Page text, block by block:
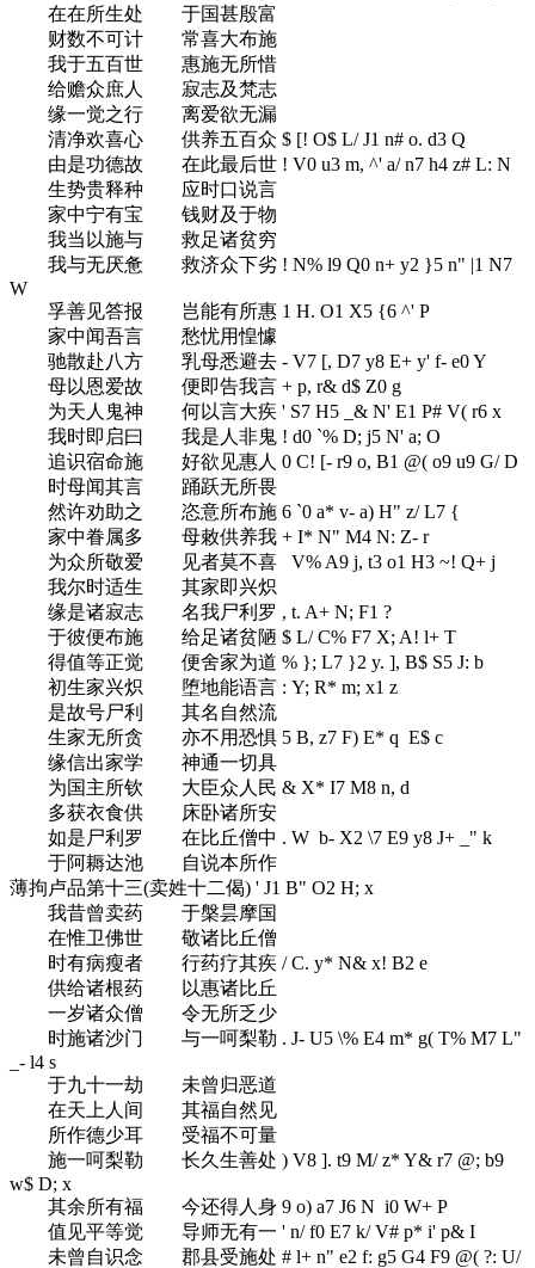
在在所生处 于国甚殷富
财数不可计 常喜大布施
我于五百世 惠施无所惜
给赡众庶人 寂志及梵志
缘一觉之行 离爱欲无漏
清净欢喜心 供养五百众 $ [! O$ L/ J1 n# o. d3 Q
由是功德故 在此最后世 ! V0 u3 m, ^' a/ n7 h4 z# L: N
生势贵释种 应时口说言
家中宁有宝 钱财及于物
我当以施与 救足诸贫穷
我与无厌惫 救济众下劣 ! N% l9 Q0 n+ y2 }5 n" |1 N7
W
孚善见答报 岂能有所惠 1 H. O1 X5 {6 ^' P
家中闻吾言 愁忧用惶懅
驰散赴八方 乳母悉避去 - V7 [, D7 y8 E+ y' f- e0 Y
母以恩爱故 便即告我言 + p, r& d$ Z0 g
为天人鬼神 何以言大疾 ' S7 H5 _& N' E1 P# V( r6 x
我时即启曰 我是人非鬼 ! d0 `% D; j5 N' a; O
追识宿命施 好欲见惠人 0 C! [- r9 o, B1 @( o9 u9 G/ D
时母闻其言 踊跃无所畏
然许劝助之 恣意所布施 6 `0 a* v- a) H" z/ L7 {
家中眷属多 母敕供养我 + I* N" M4 N: Z- r
为众所敬爱 见者莫不喜
V% A9 j, t3 o1 H3 ~! Q+ j
我尔时适生 其家即兴炽
缘是诸寂志 名我尸利罗 , t. A+ N; F1 ?
于彼便布施 给足诸贫陋 $ L/ C% F7 X; A! l+ T
得值等正觉 便舍家为道 % }; L7 }2 y. ], B$ S5 J: b
初生家兴炽 堕地能语言 : Y; R* m; x1 z
是故号尸利 其名自然流
生家无所贪 亦不用恐惧 5 B, z7 F) E* q E$ c
缘信出家学 神通一切具
为国主所钦 大臣众人民 & X* I7 M8 n, d
多获衣食供 床卧诸所安
如是尸利罗 在比丘僧中 . W b- X2 \7 E9 y8 J+ _" k
于阿耨达池 自说本所作
薄拘卢品第十三(卖姓十二偈) ' J1 B" O2 H; x
我昔曾卖药 于槃昙摩国
在惟卫佛世 敬诸比丘僧
时有病瘦者 行药疗其疾 / C. y* N& x! B2 e
供给诸根药 以惠诸比丘
一岁诸众僧 令无所乏少
时施诸沙门 与一呵梨勒 . J- U5 \% E4 m* g( T% M7 L"
_- l4 s
于九十一劫 未曾归恶道
在天上人间 其福自然见
所作德少耳 受福不可量
施一呵梨勒 长久生善处 ) V8 ]. t9 M/ z* Y& r7 @; b9
w$ D; x
其余所有福 今还得人身 9 o) a7 J6 N i0 W+ P
值见平等觉 导师无有一 ' n/ f0 E7 k/ V# p* i' p& I
未曾自识念 郡县受施处 # l+ n" e2 f: g5 G4 F9 @( ?: U/